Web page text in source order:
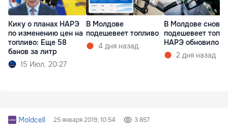
Кику о планах НАРЭ
по изменению цен на
топливо: Еще 58
банов за литр
15 Июл. 20:27
В Молдове
подешевеет топливо
4 дня назад
В Молдове снова
подешевеет
НАРЭ обновило
2 дня назад
Moldcell 25 января 2019, 10:54 3 857